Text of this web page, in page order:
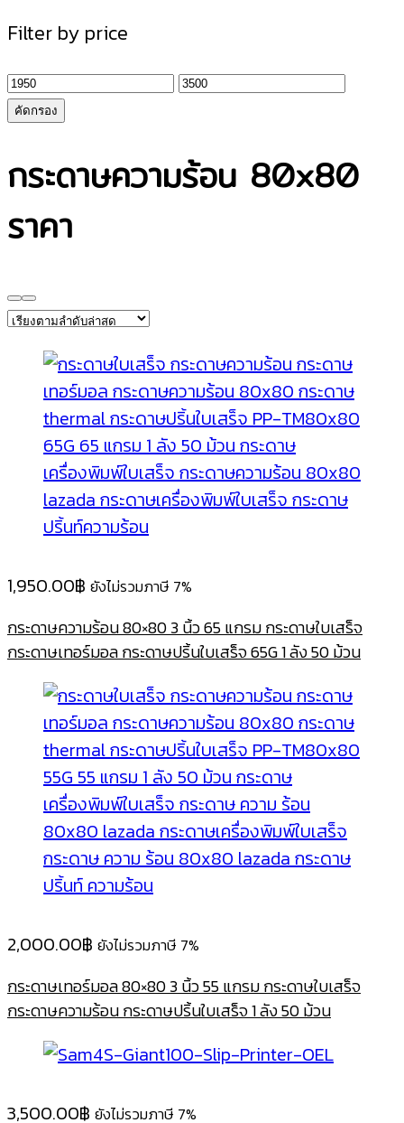
Filter by price
ราคา
ต่ำ
ราคา
คัดกรอง
กระดาษความร้อน 80x80
ราคา
1,950.00฿ ยังไม่รวมภาษี 7%
กระดาษความร้อน 80×80 3 นิ้ว 65 แกรม กระดาษใบเสร็จ
กระดาษเทอร์มอล กระดาษปริ้นใบเสร็จ 65G 1 ลัง 50 ม้วน
2,000.00฿ ยังไม่รวมภาษี 7%
กระดาษเทอร์มอล 80×80 3 นิ้ว 55 แกรม กระดาษใบเสร็จ
กระดาษความร้อน กระดาษปริ้นใบเสร็จ 1 ลัง 50 ม้วน
3,500.00฿ ยังไม่รวมภาษี 7%